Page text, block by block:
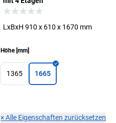
LxBxH 910 x 610 x 1670 mm
Höhe[mm]
1365 1665
×Alle Eigenschaften zurücksetzen